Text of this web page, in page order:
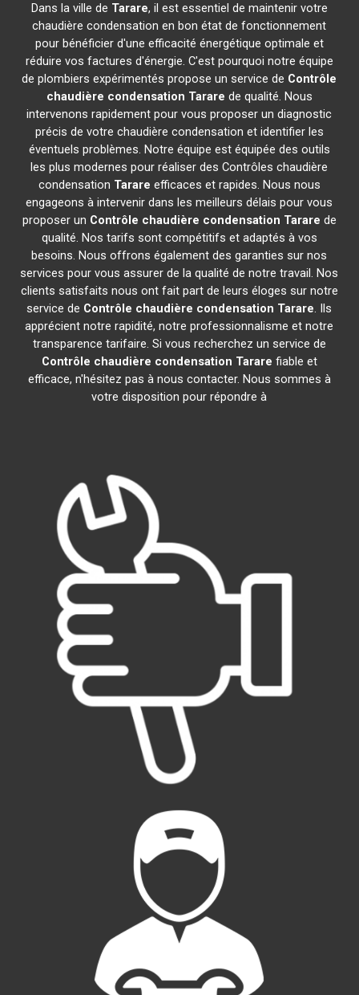
Dans la ville de Tarare, il est essentiel de maintenir votre
chaudière condensation en bon état de fonctionnement
pour bénéficier d'une efficacité énergétique optimale et
réduire vos factures d'énergie. C'est pourquoi notre équipe
de plombiers expérimentés propose un service de Contrôle
chaudière condensation Tarare de qualité. Nous
intervenons rapidement pour vous proposer un diagnostic
précis de votre chaudière condensation et identifier les
éventuels problèmes. Notre équipe est équipée des outils
les plus modernes pour réaliser des Contrôles chaudière
condensation Tarare efficaces et rapides. Nous nous
engageons à intervenir dans les meilleurs délais pour vous
proposer un Contrôle chaudière condensation Tarare de
qualité. Nos tarifs sont compétitifs et adaptés à vos
besoins. Nous offrons également des garanties sur nos
services pour vous assurer de la qualité de notre travail. Nos
clients satisfaits nous ont fait part de leurs éloges sur notre
service de Contrôle chaudière condensation Tarare. Ils
apprécient notre rapidité, notre professionnalisme et notre
transparence tarifaire. Si vous recherchez un service de
Contrôle chaudière condensation Tarare fiable et
efficace, n'hésitez pas à nous contacter. Nous sommes à
votre disposition pour répondre à